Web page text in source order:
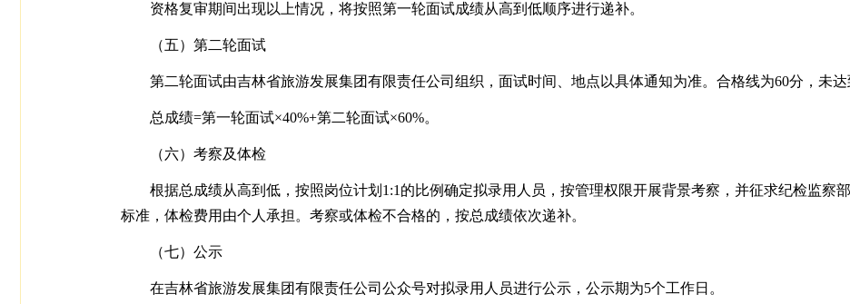
资格复审期间出现以上情况，将按照第一轮面试成绩从高到低顺序进行递补。
（五）第二轮面试
第二轮面试由吉林省旅游发展集团有限责任公司组织，面试时间、地点以具体通知为准。合格线为60分，未
总成绩=第一轮面试×40%+第二轮面试×60%。
（六）考察及体检
根据总成绩从高到低，按照岗位计划1:1的比例确定拟录用人员，按管理权限开展背景考察，并征求纪检监察
标准，体检费用由个人承担。考察或体检不合格的，按总成绩依次递补。
（七）公示
在吉林省旅游发展集团有限责任公司公众号对拟录用人员进行公示，公示期为5个工作日。